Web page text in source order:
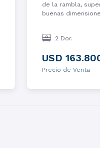
de la rambla,
buenas
2 Dor.
USD
Precio de Venta